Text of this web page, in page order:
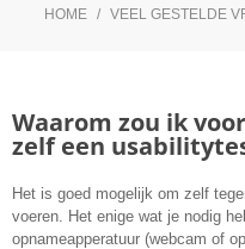
HOME / VEEL GESTELDE
Waarom zou ik
zelf een
Het is goed mogelijk om zelf
voeren. Het enige wat je nodig
opnameapperatuur (webcam of